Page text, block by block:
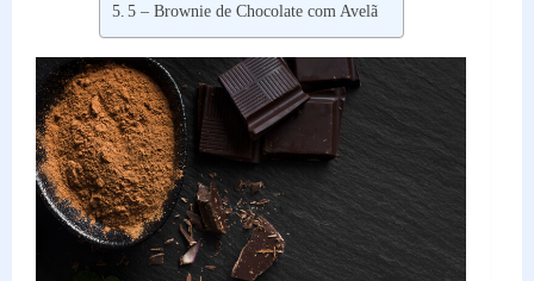
5 – Brownie de Chocolate com Avelã